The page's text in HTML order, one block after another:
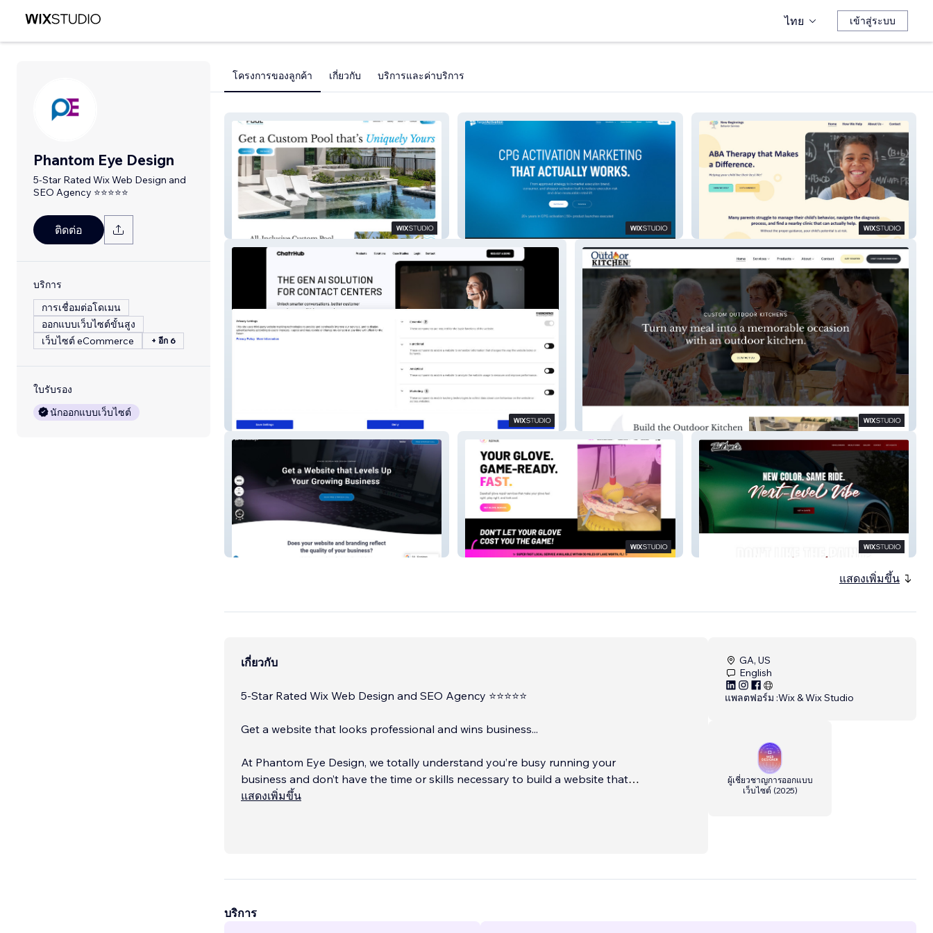
ไทย เข้าสู่ระบบ
Phantom Eye Design
5-Star Rated Wix Web Design and
SEO Agency ⭐⭐⭐⭐⭐
ติดต่อ
บริการ
การเชื่อมต่อโดเมน
ออกแบบเว็บไซต์ขั้นสูง
เว็บไซต์ eCommerce
+ อีก 6
ใบรับรอง
นักออกแบบเว็บไซต์
โครงการของลูกค้า เกี่ยวกับ บริการและค่าบริการ
New Beginnings Behavior
ChatrHub
Phantom Eye Design 5T GLOVE REPAIR
แสดงเพิ่มขึ้น
เกี่ยวกับ
5-Star Rated Wix Web Design and SEO Agency ⭐⭐⭐⭐⭐
Get a website that looks professional and wins business...
At Phantom Eye Design, we totally understand you’re busy running your
business and don’t have the time or skills necessary to build a website that
looks pro and wins business. We’ve built hundreds of client-winning websites for
แสดงเพิ่มขึ้น
GA, US
English
แพลตฟอร์ม :Wix & Wix Studio
ผู้เชี่ยวชาญการออกแบบ
เว็บไซต์ (2025)
บริการ